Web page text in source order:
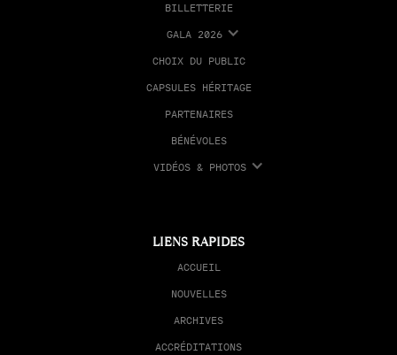
BILLETTERIE
GALA 2026
CHOIX DU PUBLIC
CAPSULES HÉRITAGE
PARTENAIRES
BÉNÉVOLES
VIDÉOS & PHOTOS
LIENS RAPIDES
ACCUEIL
NOUVELLES
ARCHIVES
ACCRÉDITATIONS